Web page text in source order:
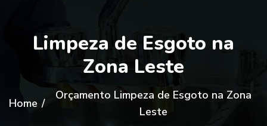
Limpeza de Esgoto na
Zona Leste
Home /
Orçamento Limpeza de Esgoto na Zona
Leste